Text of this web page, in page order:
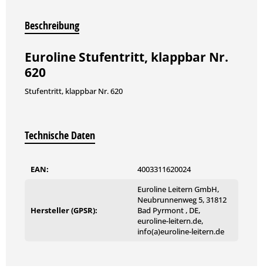
Beschreibung
Euroline Stufentritt, klappbar Nr.
620
Stufentritt, klappbar Nr. 620
Technische Daten
EAN: 4003311620024
Hersteller (GPSR):
Euroline Leitern GmbH,
Neubrunnenweg 5, 31812
Bad Pyrmont , DE,
euroline-leitern.de,
info(a)euroline-leitern.de